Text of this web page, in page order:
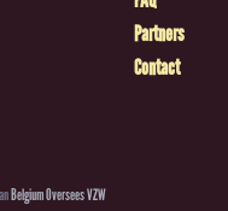
Partners
Contact
Belgium Oversees VZW